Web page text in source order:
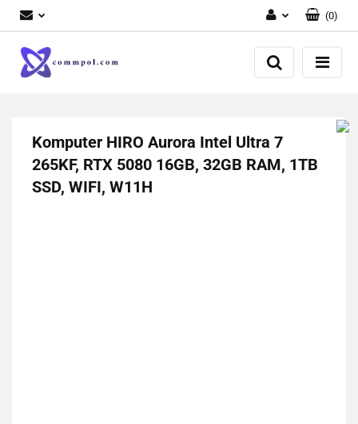
Zaloguj się
Zarejestruj się
(0)
Komputer HIRO Aurora Intel Ultra 7
265KF, RTX 5080 16GB, 32GB RAM, 1TB
SSD, WIFI, W11H